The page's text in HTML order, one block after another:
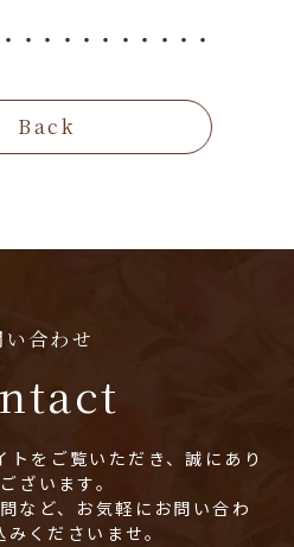
・・・・・・・・・・
Back
い合わせ
をご覧いただき、誠にあり
ざいます。
など、お気軽にお問い合わ
くださいませ。